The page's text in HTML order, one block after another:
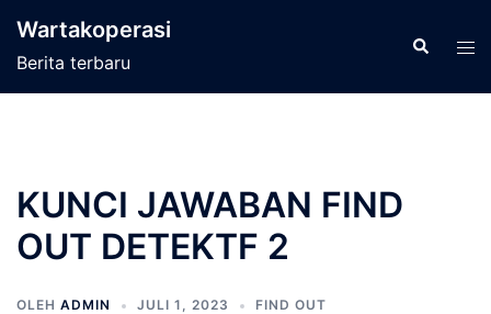
Wartakoperasi
Berita terbaru
Cari
KUNCI JAWABAN FIND
OUT DETEKTF 2
OLEH ADMIN JULI 1, 2023 FIND OUT